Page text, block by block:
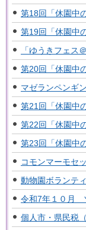
第18回「休園中
第19回「休園中
「ゆうきフェス
第20回「休園中
マゼランペンギ
第21回「休園中
第22回「休園中
第23回「休園中
コモンマーモセ
動物園ボランテ
令和7年１０月
個人市・県民税